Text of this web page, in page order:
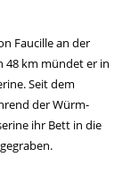
Faucille an der
48 km mündet er in
Seit dem
der Würm-
ihr Bett in die